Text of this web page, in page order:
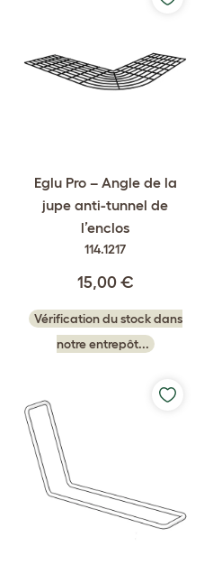
Eglu Pro – Angle de la
jupe anti-tunnel de
l’enclos
114.1217
15,00 €
Vérification du stock dans
notre entrepôt...